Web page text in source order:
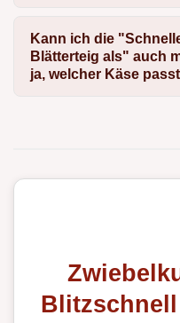
Kann ich die
Blätterteig als" auch
ja, welcher Käse